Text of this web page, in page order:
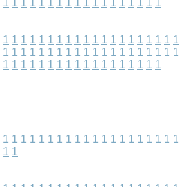
1 1 1 1 1 1 1 1 1 1 1 1 1 1 1 1 1 1 1 1
1 1 1 1 1 1 1 1 1 1 1 1 1 1 1 1 1 1 1 1
1 1 1 1 1 1 1 1 1 1 1 1 1 1 1 1 1 1
1 1 1 1 1 1 1 1 1 1 1 1 1 1 1 1 1 1 1 1
1 1